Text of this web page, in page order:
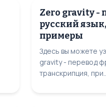
Zero gravity -
русский
примеры
Здесь вы можете
gravity - перевод
транскрипция,